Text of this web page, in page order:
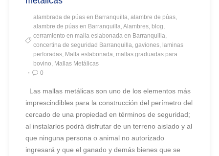
alambrada de púas en Barranquilla, alambre de púas,
alambre de púas en Barranquilla, Alambres, blog,
cerramiento en malla eslabonada en Barranquilla,
concertina de seguridad Barranquilla, gaviones, laminas
perforadas, Malla eslabonada, mallas graduadas para
bovino, Mallas Metálicas
0
Las mallas metálicas son uno de los elementos más
imprescindibles para la construcción del perímetro del
cercado de una propiedad en términos de seguridad;
al instalarlos podrá disfrutar de un terreno aislado y al
que ninguna persona o animal no autorizado
ingresará y que el ganado y demás bienes que se